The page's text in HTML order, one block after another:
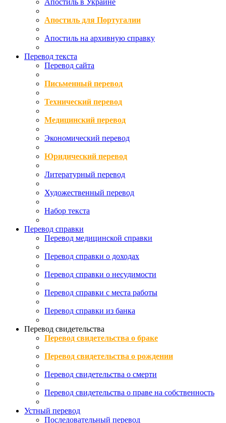
Апостиль в Украине
Апостиль для Португалии
Апостиль на архивную справку
Перевод текста
Перевод сайта
Письменный перевод
Технический перевод
Медицинский перевод
Экономический перевод
Юридический перевод
Литературный перевод
Художественный перевод
Набор текста
Перевод справки
Перевод медицинской справки
Перевод справки о доходах
Перевод справки о несудимости
Перевод справки с места работы
Перевод справки из банка
Перевод свидетельства
Перевод свидетельства о браке
Перевод свидетельства о рождении
Перевод свидетельства о смерти
Перевод свидетельства о праве на собственность
Устный перевод
Последовательный перевод